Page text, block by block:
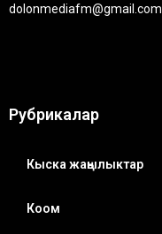
dolonmediafm@gmail.com
Рубрикалар
Кыска жаңылыктар
Коом